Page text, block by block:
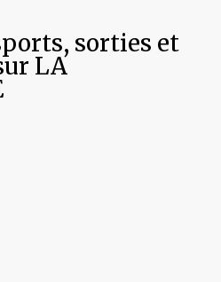
sorties et
LA